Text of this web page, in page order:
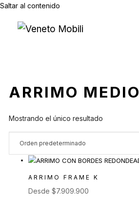
Saltar al contenido
ARRIMO MEDIO
Mostrando el único resultado
ARRIMO FRAME K
Desde $7.909.900